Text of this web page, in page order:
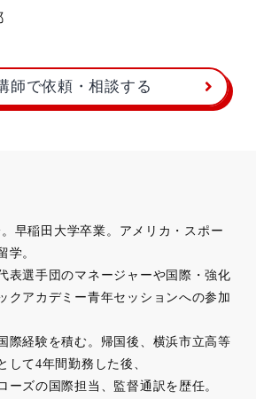
師で依頼・相談する
早稲田大学卒業。アメリカ・スポー
学。
表選手団のマネージャーや国際・強化
クアカデミー青年セッションへの参加
際経験を積む。帰国後、横浜市立高等
して4年間勤務した後、
ーズの国際担当、監督通訳を歴任。